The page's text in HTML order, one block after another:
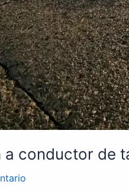
a conductor de